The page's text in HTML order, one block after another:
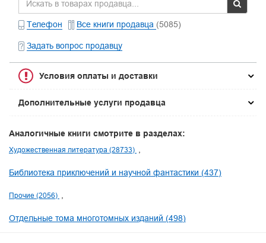
Телефон Все книги продавца (5085)
Задать вопрос продавцу
Условия оплаты и доставки
Дополнительные услуги продавца
Аналогичные книги смотрите в разделах:
Художественная литература (28733)
Библиотека приключений и научной фантастики (437)
Прочие (2056)
Отдельные тома многотомных изданий (498)